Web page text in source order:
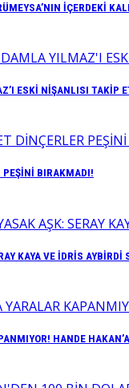
İÇERDEKİ
ESKİ NİŞANLISI TAKİP
PEŞİNİ BIRAKMADI!
KAYA VE İDRİS AYBİRDİ
HANDE